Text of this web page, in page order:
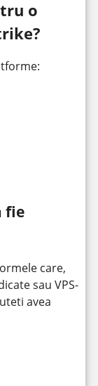
o
fie
care,
sau VPS-
avea